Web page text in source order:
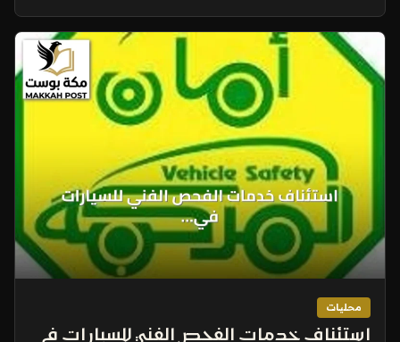
محليات
استئناف خدمات الفحص الفني للسيارات في